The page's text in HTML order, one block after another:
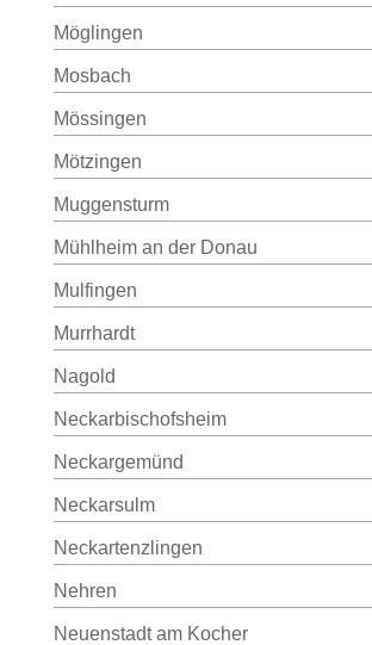
Möglingen
Mosbach
Mössingen
Mötzingen
Muggensturm
Mühlheim an der Donau
Mulfingen
Murrhardt
Nagold
Neckarbischofsheim
Neckargemünd
Neckarsulm
Neckartenzlingen
Nehren
Neuenstadt am Kocher